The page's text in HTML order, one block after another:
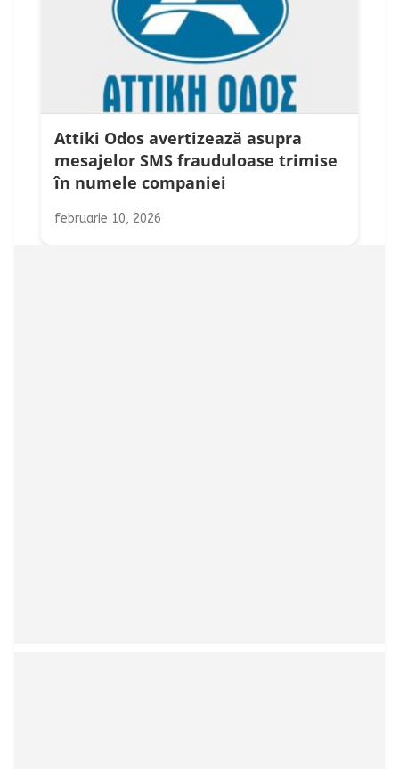
Attiki Odos avertizează asupra
mesajelor SMS frauduloase trimise
în numele companiei
februarie 10, 2026